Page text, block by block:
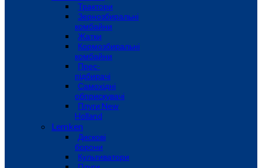
Трактори
Зернозбиральні
комбайни
Жатки
Кормозбиральні
комбайни
Прес-
підбирачі
Самохідні
обприскувачі
Плуги New
Holland
Lemken
Дискові
борони
Культиватори